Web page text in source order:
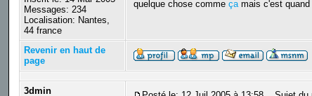
Messages: 234
Localisation: Nantes,
44 france
quelque chose comme çamais c'est quand
Revenir en haut de
page
3dmin